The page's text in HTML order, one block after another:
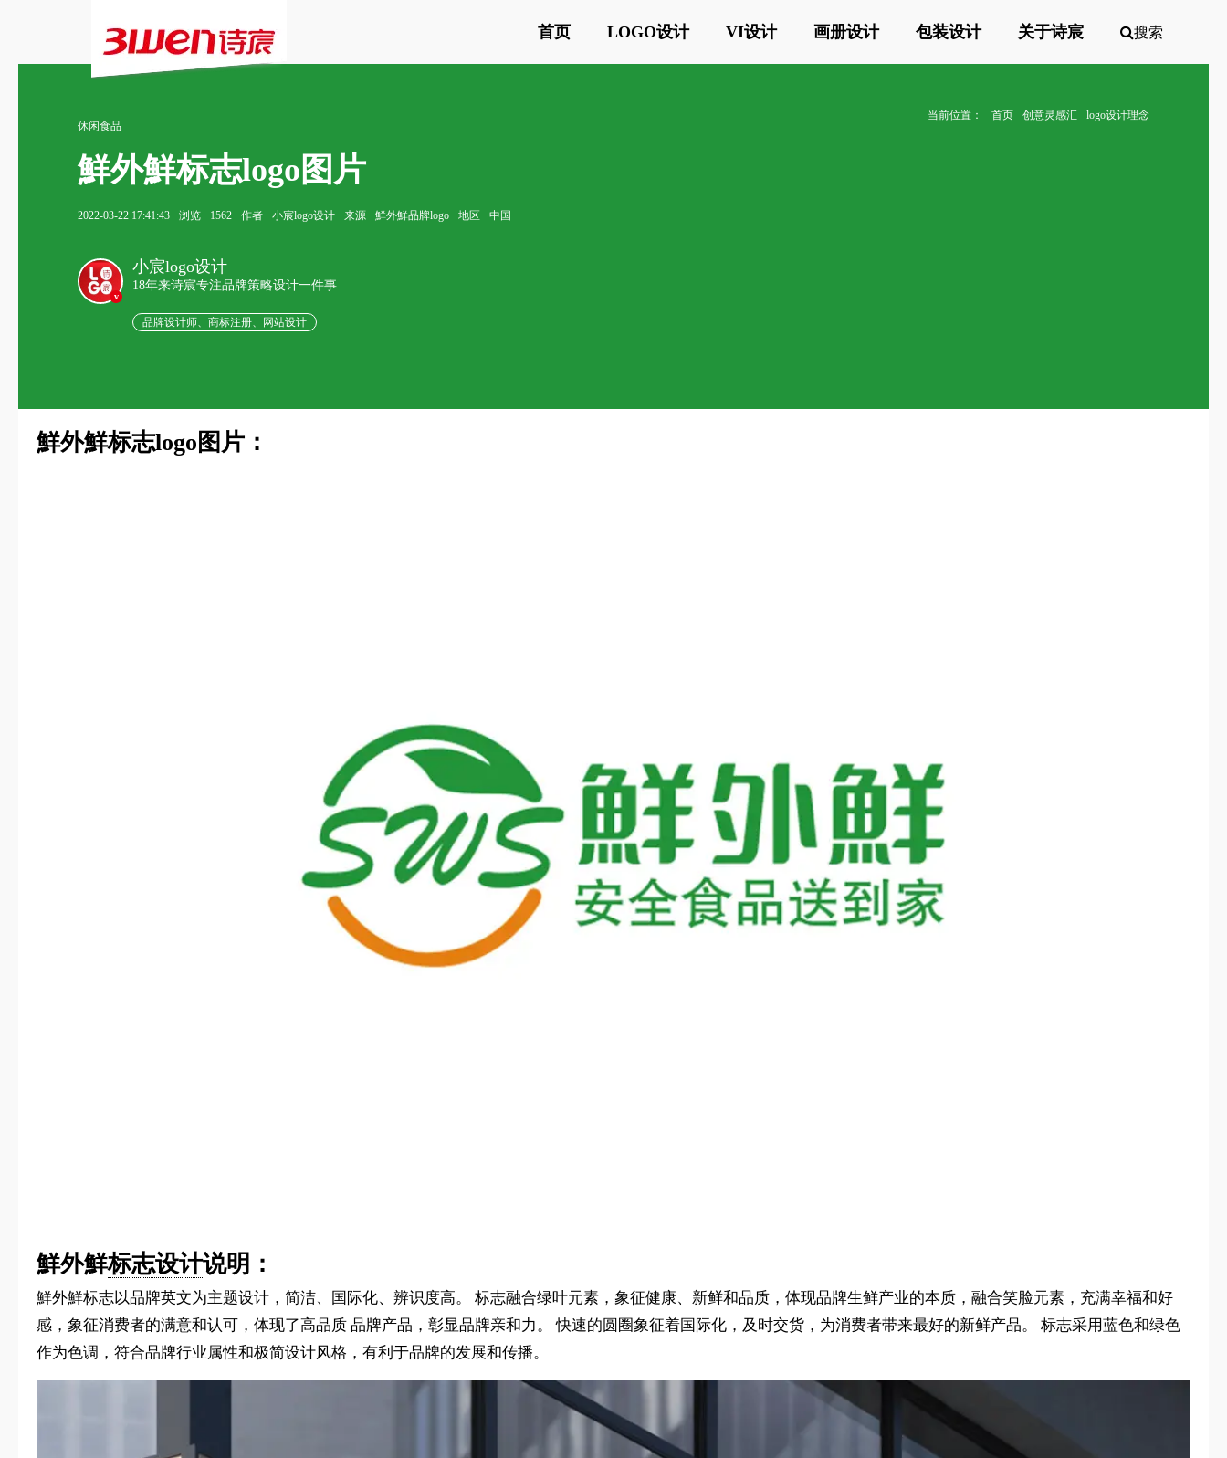
首页 LOGO设计 VI设计 画册设计 包装设计 关于诗宸 搜索
当前位置： 首页 创意灵感汇
logo设计理念
休闲食品
鮮外鮮标志logo图片
2022-03-22 17:41:43 浏览 1562 作者 小宸logo设计 来源 鮮外鮮品牌logo 地区 中国
v
小宸logo设计
18年来诗宸专注品牌策略设计一件事
品牌设计师、商标注册、网站设计
鮮外鮮标志logo图片：
鮮外鮮标志设计说明：
鮮外鮮标志以品牌英文为主题设计，简洁、国际化、辨识度高。 标志融合绿叶元素，象征健康、新鲜和品质，体现品牌生鲜产业的本质，融合笑脸元素，充满幸福和好
感，象征消费者的满意和认可，体现了高品质 品牌产品，彰显品牌亲和力。 快速的圆圈象征着国际化，及时交货，为消费者带来最好的新鲜产品。 标志采用蓝色和绿色
作为色调，符合品牌行业属性和极简设计风格，有利于品牌的发展和传播。